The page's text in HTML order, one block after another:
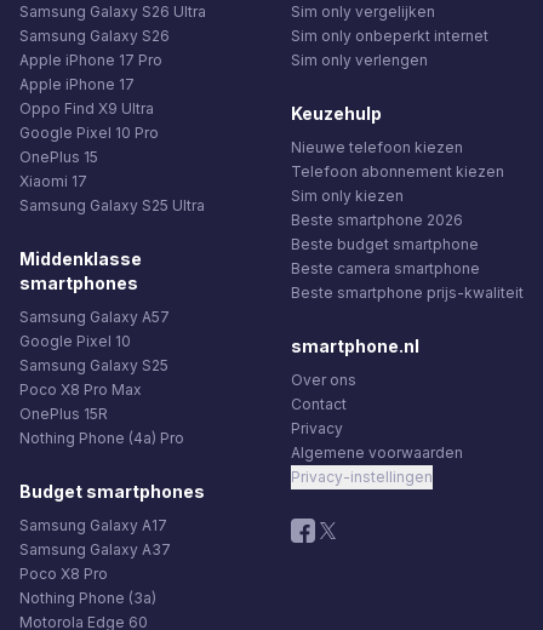
Samsung Galaxy S26 Ultra
Samsung Galaxy S26
Apple iPhone 17 Pro
Apple iPhone 17
Oppo Find X9 Ultra
Google Pixel 10 Pro
OnePlus 15
Xiaomi 17
Samsung Galaxy S25 Ultra
Middenklasse
smartphones
Samsung Galaxy A57
Google Pixel 10
Samsung Galaxy S25
Poco X8 Pro Max
OnePlus 15R
Nothing Phone (4a) Pro
Budget smartphones
Samsung Galaxy A17
Samsung Galaxy A37
Poco X8 Pro
Nothing Phone (3a)
Motorola Edge 60
Sim only vergelijken
Sim only onbeperkt internet
Sim only verlengen
Keuzehulp
Nieuwe telefoon kiezen
Telefoon abonnement kiezen
Sim only kiezen
Beste smartphone 2026
Beste budget smartphone
Beste camera smartphone
Beste smartphone prijs-kwaliteit
smartphone.nl
Over ons
Contact
Privacy
Algemene voorwaarden
Privacy-instellingen